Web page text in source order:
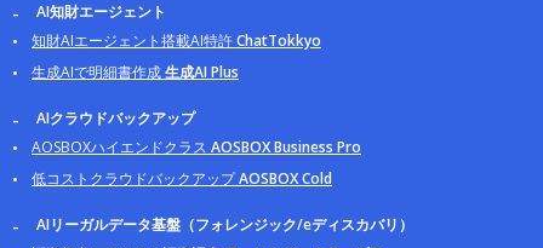
AI知財エージェント
知財AIエージェント搭載AI特許ChatTokkyo
生成AIで明細書作成生成AI Plus
AIクラウドバックアップ
AOSBOXハイエンドクラス AOSBOX Business Pro
低コストクラウドバックアップAOSBOX Cold
AIリーガルデータ基盤（フォレンジック/eディスカバリ）